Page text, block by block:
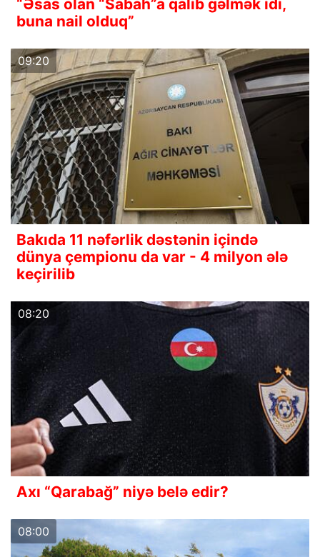
“Əsas olan “Sabah”a qalib gəlmək idi,
buna nail olduq”
09:20
Bakıda 11 nəfərlik dəstənin içində
dünya çempionu da var - 4 milyon ələ
keçirilib
08:20
Axı “Qarabağ” niyə belə edir?
08:00